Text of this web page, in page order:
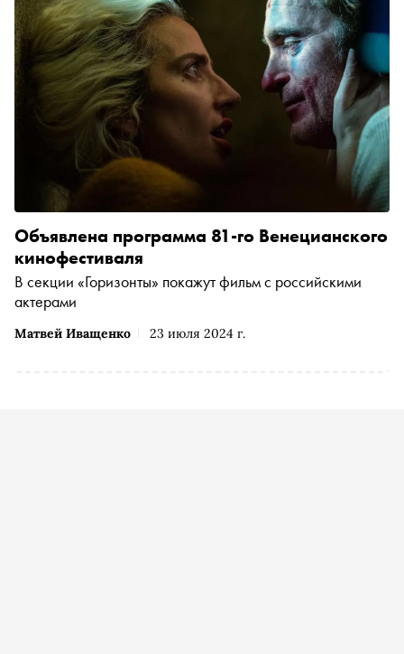
Матвей Иващенко 23 июля 2024 г.
Объявлена программа 81-го Венецианского
кинофестиваля
В секции «Горизонты» покажут фильм с российскими
актерами